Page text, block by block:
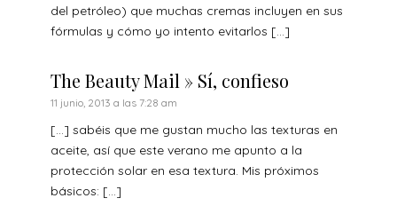
del petróleo) que muchas cremas incluyen en sus
fórmulas y cómo yo intento evitarlos […]
The Beauty Mail » Sí, confieso
11 junio, 2013 a las 7:28 am
[…] sabéis que me gustan mucho las texturas en
aceite, así que este verano me apunto a la
protección solar en esa textura. Mis próximos
básicos: […]